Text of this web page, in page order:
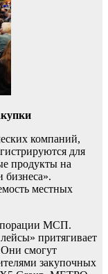
компаний,
для
продукты на
бизнеса».
местных
МСП.
притягивает
смогут
закупочных